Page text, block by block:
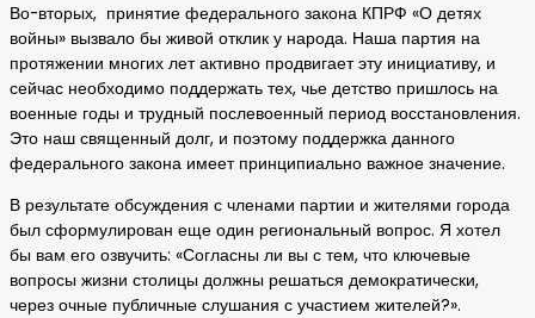
Во-вторых, принятие федерального закона КПРФ «О детях
войны» вызвало бы живой отклик у народа. Наша партия на
протяжении многих лет активно продвигает эту инициативу, и
сейчас необходимо поддержать тех, чье детство пришлось на
военные годы и трудный послевоенный период восстановления.
Это наш священный долг, и поэтому поддержка данного
федерального закона имеет принципиально важное значение.
В результате обсуждения с членами партии и жителями города
был сформулирован еще один региональный вопрос. Я хотел
бы вам его озвучить: «Согласны ли вы с тем, что ключевые
вопросы жизни столицы должны решаться демократически,
через очные публичные слушания с участием жителей?».